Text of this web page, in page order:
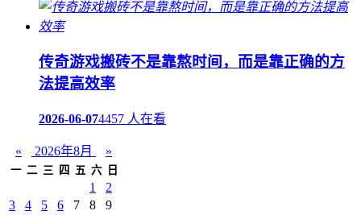
传奇游戏搬砖不是靠熬时间，而是靠正确的方
法提高效率
2026-06-074457 人在看
« 2026年8月 »
一 二 三 四 五 六 日
1
2
3
4 5 6 7 8
9